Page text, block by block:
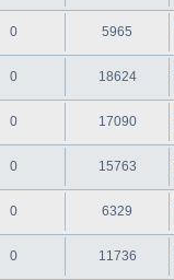
0 5965
0 18624
0 17090
0 15763
0 6329
0 11736